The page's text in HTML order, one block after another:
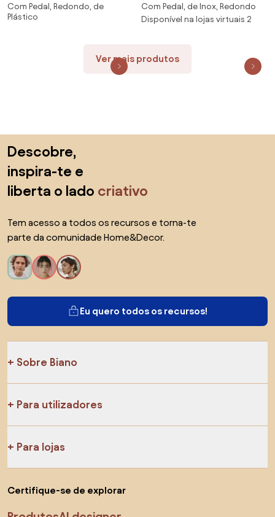
tampa Softmotion, 5 L
Com Pedal, Redondo, de
Plástico
Vipp15
Com Pedal, de Inox, Redondo
Disponível na lojas virtuais 2
Ver mais produtos
Descobre,
inspira-te e
liberta o lado criativo
Tem acesso a todos os recursos e torna-te
parte da comunidade Home&Decor.
Eu quero todos os recursos!
Sobre Biano
Para utilizadores
Para lojas
Certifique-se de explorar